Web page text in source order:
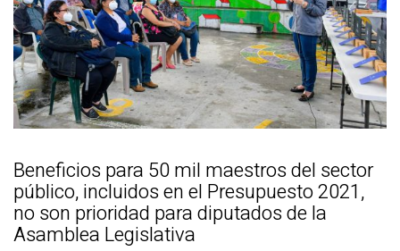
Beneficios para 50 mil maestros del sector
público, incluidos en el Presupuesto 2021,
no son prioridad para diputados de la
Asamblea Legislativa